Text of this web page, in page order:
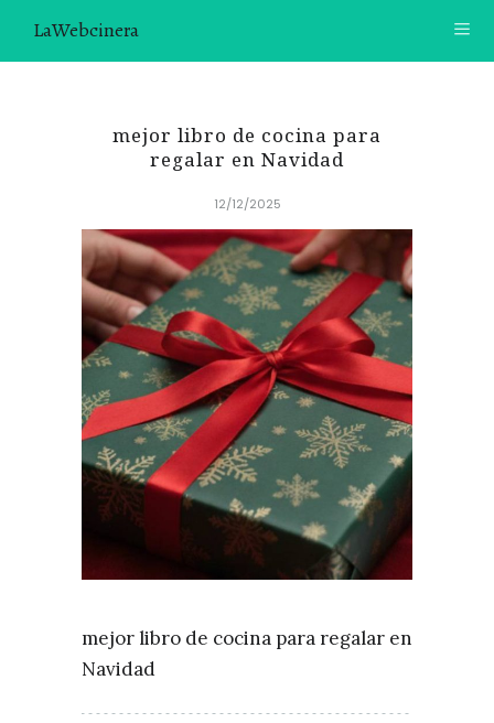
LaWebcinera
VIDEORECETAS
SOBRE MÍ
¿TE GUSTARÍA UNIRTE A NUESTRA AVENTURA GASTRON
ÓMICA?
ÚNETE A LA NEWSLETTER
RECOMENDACIONES
mejor libro de cocina para
regalar en Navidad
12/12/2025
mejor libro de cocina para regalar en
Navidad